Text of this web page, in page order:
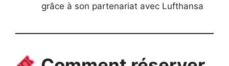
grâce à son partenariat avec Lufthansa